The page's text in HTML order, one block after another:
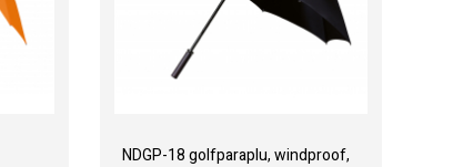
NDGP-18 golfparaplu, windproof,